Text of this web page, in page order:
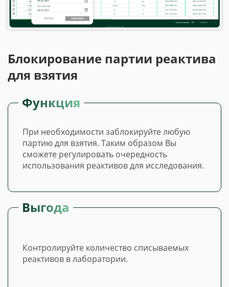
Блокирование партии реактива
для взятия
Функция
При необходимости заблокируйте любую
партию для взятия. Таким образом Вы
сможете регулировать очередность
использования реактивов для исследования.
Выгода
Контролируйте количество списываемых
реактивов в лаборатории.